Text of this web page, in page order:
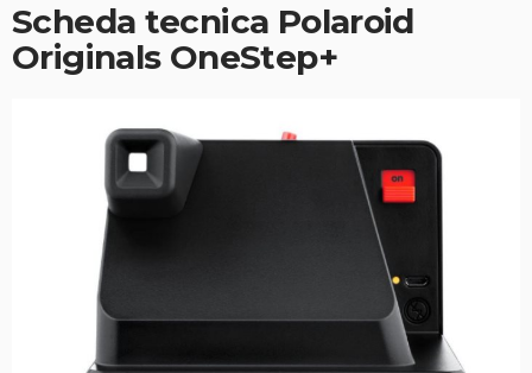
Scheda tecnica Polaroid
Originals OneStep+